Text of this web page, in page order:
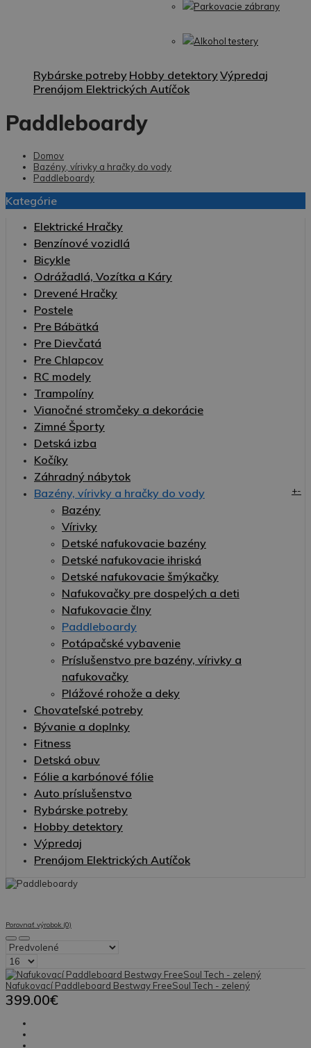
Parkovacie zábrany
Alkohol testery
Rybárske potreby Hobby detektoryVýpredaj
Prenájom Elektrických Autíčok
Paddleboardy
Domov
Bazény, vírivky a hračky do vody
Paddleboardy
Kategórie
Elektrické Hračky
Benzínové vozidlá
Bicykle
Odrážadlá, Vozítka a Káry
Drevené Hračky
Postele
Pre Bábätká
Pre Dievčatá
Pre Chlapcov
RC modely
Trampolíny
Vianočné stromčeky a dekorácie
Zimné Športy
Detská izba
Kočíky
Záhradný nábytok
Bazény, vírivky a hračky do vody
+-
Bazény
Vírivky
Detské nafukovacie bazény
Detské nafukovacie ihriská
Detské nafukovacie šmýkačky
Nafukovačky pre dospelých a deti
Nafukovacie člny
Paddleboardy
Potápačské vybavenie
Príslušenstvo pre bazény, vírivky a
nafukovačky
Plážové rohože a deky
Chovateľské potreby
Bývanie a doplnky
Fitness
Detská obuv
Fólie a karbónové fólie
Auto príslušenstvo
Rybárske potreby
Hobby detektory
Výpredaj
Prenájom Elektrických Autíčok
Porovnať výrobok (0)
Nafukovací Paddleboard Bestway FreeSoul Tech - zelený
399.00€